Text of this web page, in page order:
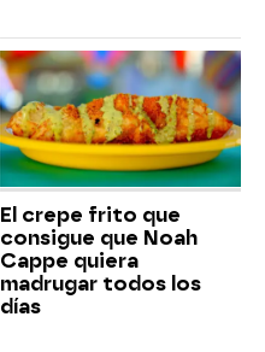
El crepe frito que
consigue que Noah
Cappe quiera
madrugar todos los
días